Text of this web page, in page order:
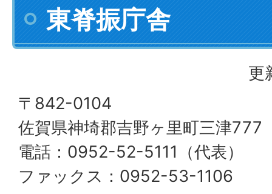
東脊振庁舎
更
〒842-0104
佐賀県神埼郡吉野ヶ里町三津777
電話：0952-52-5111（代表）
ファックス：0952-53-1106